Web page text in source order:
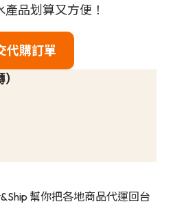
品划算又方便！
代購訂單
幫你把各地商品代運回台